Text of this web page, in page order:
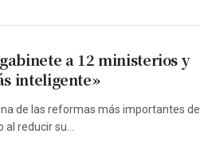
a 12 ministerios y
inteligente»
de las reformas más importantes de
reducir su...